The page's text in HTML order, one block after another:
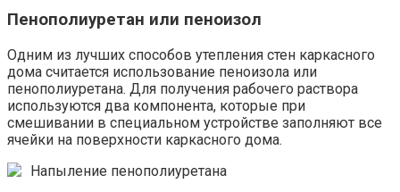
Пенополиуретан или пеноизол
Одним из лучших способов утепления стен каркасного
дома считается использование пеноизола или
пенополиуретана. Для получения рабочего раствора
используются два компонента, которые при
смешивании в специальном устройстве заполняют все
ячейки на поверхности каркасного дома.
Напыление пенополиуретана